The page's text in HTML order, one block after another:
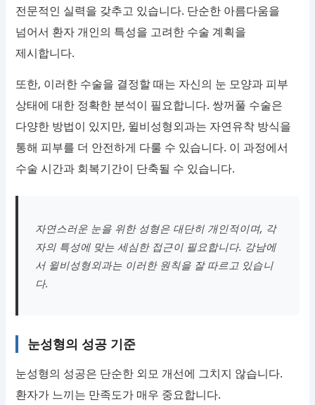
전문적인 실력을 갖추고 있습니다. 단순한 아름다움을
넘어서 환자 개인의 특성을 고려한 수술 계획을
제시합니다.
또한, 이러한 수술을 결정할 때는 자신의 눈 모양과 피부
상태에 대한 정확한 분석이 필요합니다. 쌍꺼풀 수술은
다양한 방법이 있지만, 윌비성형외과는 자연유착 방식을
통해 피부를 더 안전하게 다룰 수 있습니다. 이 과정에서
수술 시간과 회복기간이 단축될 수 있습니다.
자연스러운 눈을 위한 성형은 대단히 개인적이며, 각
자의 특성에 맞는 세심한 접근이 필요합니다. 강남에
서 윌비성형외과는 이러한 원칙을 잘 따르고 있습니
다.
눈성형의 성공 기준
눈성형의 성공은 단순한 외모 개선에 그치지 않습니다.
환자가 느끼는 만족도가 매우 중요합니다.